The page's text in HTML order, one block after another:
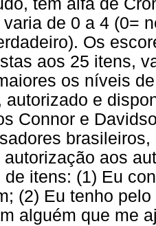
tem alfa de
de 0 a 4 (0=
Os
aos 25 itens,
os níveis
autorizado e
Connor e
autorização aos
de itens: (1) Eu
(2) Eu tenho
alguém que me